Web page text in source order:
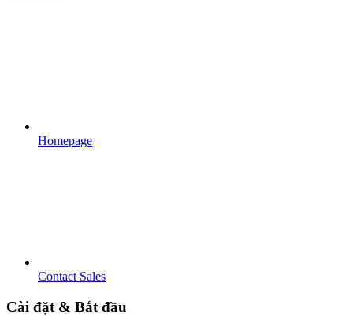
Homepage
Contact Sales
Cài đặt & Bắt đầu